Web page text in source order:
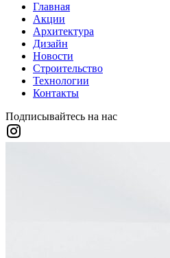
Главная
Акции
Архитектура
Дизайн
Новости
Строительство
Технологии
Контакты
Подписывайтесь на нас